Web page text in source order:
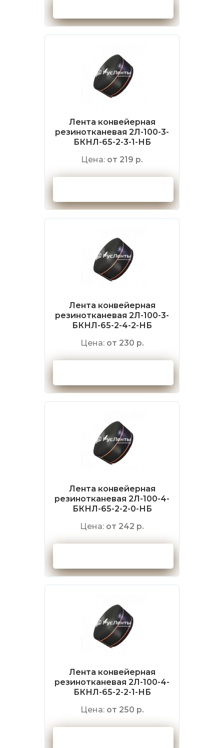
Лента конвейерная
резинотканевая 2Л-100-3-
БКНЛ-65-2-3-1-НБ
Цена: от 219 р.
Лента конвейерная
резинотканевая 2Л-100-3-
БКНЛ-65-2-4-2-НБ
Цена: от 230 р.
Лента конвейерная
резинотканевая 2Л-100-4-
БКНЛ-65-2-2-0-НБ
Цена: от 242 р.
Лента конвейерная
резинотканевая 2Л-100-4-
БКНЛ-65-2-2-1-НБ
Цена: от 250 р.